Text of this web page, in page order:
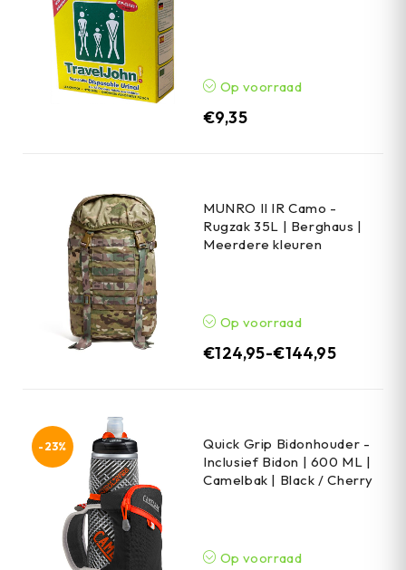
Op voorraad
€9,35
MUNRO II IR Camo -
Rugzak 35L | Berghaus |
Meerdere kleuren
Op voorraad
€124,95-€144,95
-23%
Quick Grip Bidonhouder -
Inclusief Bidon | 600 ML |
Camelbak | Black / Cherry
Op voorraad